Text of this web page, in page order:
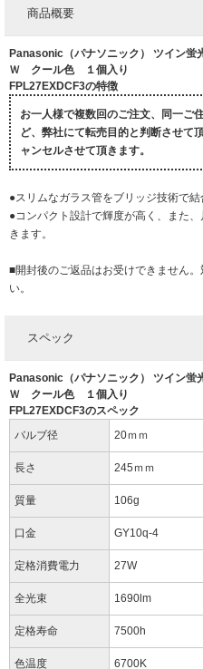
商品概要
Panasonic（パナソニック） ツイン
Ｗ クール色 １個入り
FPL27EXDCF3の特徴
お一人様で複数回のご注文、同一ご
ど、弊社にて転売目的と判断させて
ャンセルさせて頂きます。
●スリムなガラス管をブリッジ技術で結
●コンパクト設計で輝度が高く、また
きます。
■開封後のご返品はお受けできません
い。
スペック
Panasonic（パナソニック） ツイン
Ｗ クール色 １個入り
FPL27EXDCF3のスペック
バルブ径
20ｍｍ
長さ 245ｍｍ
質量 106g
口金 GY10q-4
定格消費電力 27W
全光束 1690lm
定格寿命 7500h
色温度 6700K